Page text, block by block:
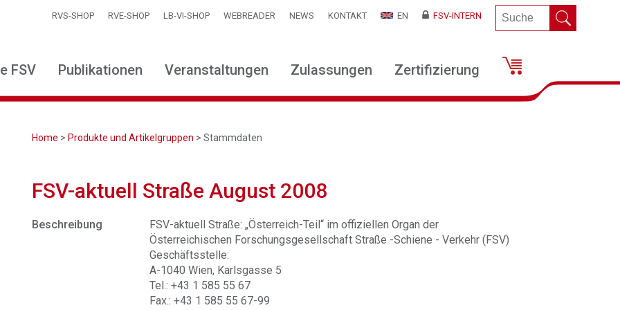
RVS-SHOP RVE-SHOP LB-VI-SHOP WEBREADER NEWS KONTAKT EN FSV-INTERN
FSV Publikationen Veranstaltungen Zulassungen Zertifizierung
Home > Produkte und Artikelgruppen > Stammdaten
FSV-aktuell Straße August 2008
Beschreibung
FSV-aktuell Straße: „Österreich-Teil“ im offiziellen Organ der
Österreichischen Forschungsgesellschaft Straße -Schiene - Verkehr (FSV)
Geschäftsstelle:
A-1040 Wien, Karlsgasse 5
Tel.: +43 1 585 55 67
Fax.: +43 1 585 55 67-99